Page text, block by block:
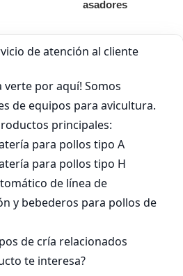
asadores
Bandeja de
alimentación para
pollos de engorde